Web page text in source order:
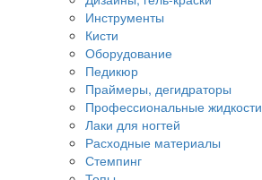
Инструменты
Кисти
Оборудование
Педикюр
Праймеры, дегидраторы
Профессиональные жидкости
Лаки для ногтей
Расходные материалы
Стемпинг